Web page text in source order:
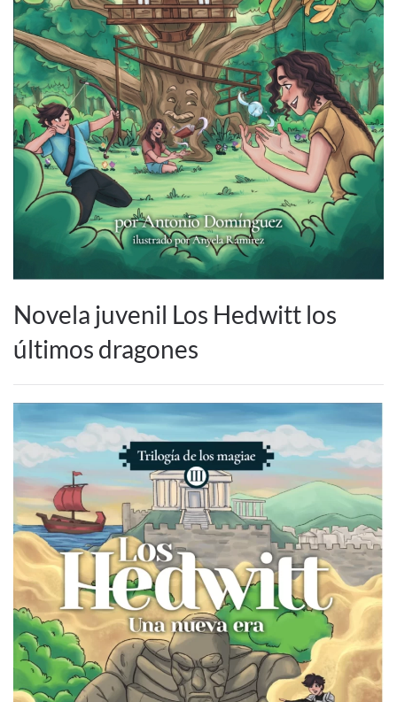
Novela juvenil Los Hedwitt los
últimos dragones